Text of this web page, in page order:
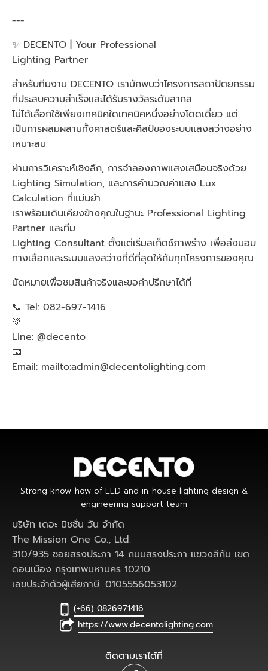
---
✨ DECENTO | Your Professional
Lighting Partner
สำหรับทีมงาน DECENTO เรามักพบว่าโครงการสถาปัตยกรรม
ที่ประสบความสำเร็จและได้รับรางวัลระดับสากล
ไม่ได้เลือกใช้เพียงเทคนิคใดเทคนิคหนึ่งอย่างโดดเดี่ยว แต่
เป็นการผสมผสานทั้งศาสตร์และศิลป์ของระบบแสงสว่างอย่าง
เหมาะสม
ผ่านการวิเคราะห์เชิงลึก, การจำลองภาพแสงเสมือนจริงด้วย
Lighting Simulation, และการคำนวณค่าแสง Lux
Calculation ที่แม่นยำ
เราพร้อมเดินเคียงข้างคุณในฐานะ Professional Lighting
Partner และทีม
Lighting Consultant ตั้งแต่เริ่มสเก็ตช์ภาพร่าง เพื่อส่งมอบ
ทางเลือกและระบบแสงสว่างที่ดีที่สุดให้กับทุกโครงการของคุณ
นัดหมายเพื่อชมสินค้าจริงและขอคำปรึกษาได้ที่
📞 Tel: 082-697-1416
💚
Line: @decento
📧
Email: mailto:admin@decentolighting.com
Strong know-how of LED and in-house lighting design &
engineering support team
บริษัท เดอะ มิชชั่น วัน จำกัด
The Mission One Co., Ltd.
310/935 ซอยสรงประภา 14 ถนนสรงประภา แขวงสีกัน เขต
ดอนเมือง กรุงเทพมหานคร 10210
เลขประจำตัวผู้เสียภาษี: 0105556053102
(+66) 0826971416
https://www.decentolighting.com
ติดตามเราได้ที่